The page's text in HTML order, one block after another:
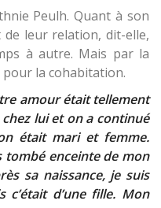
Peulh. Quant à son
de leur relation, dit-elle,
à autre. Mais par la
la cohabitation.
amour était tellement
lui et on a continué
était mari et femme.
tombé enceinte de mon
sa naissance, je suis
c’était d’une fille. Mon